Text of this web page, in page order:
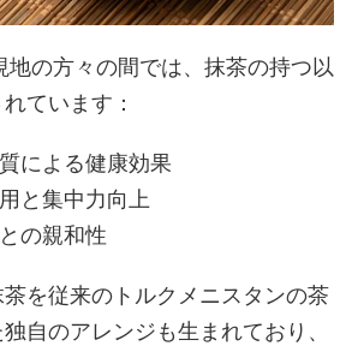
の方々の間では、抹茶の持つ以
ています：
による健康効果
と集中力向上
の親和性
を従来のトルクメニスタンの茶
自のアレンジも生まれており、